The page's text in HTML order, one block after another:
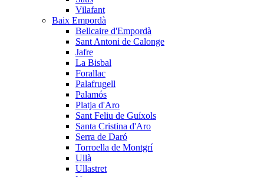
Vilafant
Baix Empordà
Bellcaire d'Empordà
Sant Antoni de Calonge
Jafre
La Bisbal
Forallac
Palafrugell
Palamós
Platja d'Aro
Sant Feliu de Guíxols
Santa Cristina d'Aro
Serra de Daró
Torroella de Montgrí
Ullà
Ullastret